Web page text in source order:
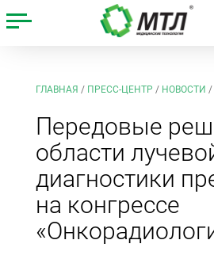
ГЛАВНАЯ / ПРЕСС-ЦЕНТР / НОВОСТИ /
Передовые
области
диагностики
на конгрессе